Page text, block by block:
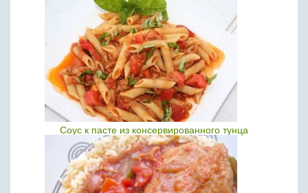
Соус к пасте из консервированного тунца